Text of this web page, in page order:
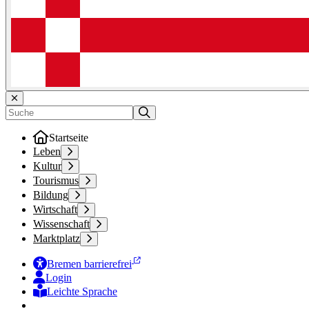
Startseite
Leben
Kultur
Tourismus
Bildung
Wirtschaft
Wissenschaft
Marktplatz
Bremen barrierefrei
Login
Leichte Sprache